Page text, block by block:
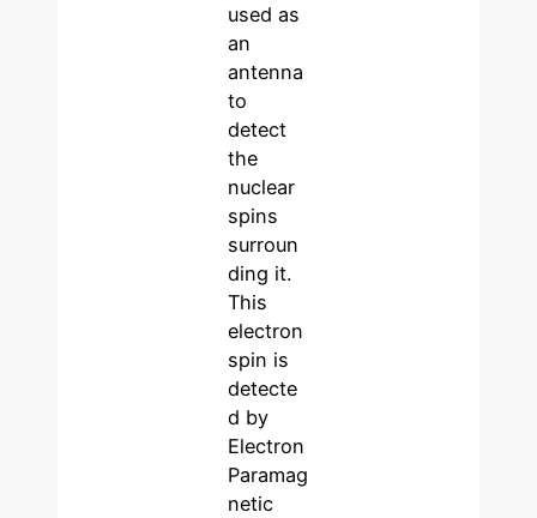
used as
an
antenna
to
detect
the
nuclear
spins
surroun
ding it.
This
electron
spin is
detecte
d by
Electron
Paramag
netic